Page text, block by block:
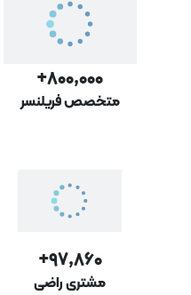
۸۰۰,۰۰۰+
متخصص فریلنسر
۹۷,۸۶۰+
مشتری راضی